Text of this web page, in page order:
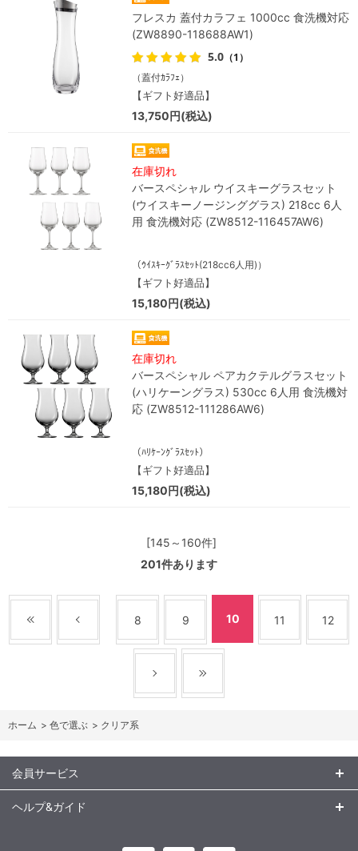
フレスカ 蓋付カラフェ 1000cc 食洗機対応
(ZW8890-118688AW1)
5.0 （1）
（蓋付ｶﾗﾌｪ）
【ギフト好適品】
13,750円(税込)
在庫切れ
バースペシャル ウイスキーグラスセット
(ウイスキーノージンググラス) 218cc 6人
用 食洗機対応 (ZW8512-116457AW6)
（ｳｲｽｷｰｸﾞﾗｽｾｯﾄ(218cc6人用)）
【ギフト好適品】
15,180円(税込)
在庫切れ
バースペシャル ペアカクテルグラスセット
(ハリケーングラス) 530cc 6人用 食洗機対
応 (ZW8512-111286AW6)
（ﾊﾘｹｰﾝｸﾞﾗｽｾｯﾄ）
【ギフト好適品】
15,180円(税込)
[145～160件]
201件あります
8 9 10 11 12
ホーム > 色で選ぶ > クリア系
会員サービス
ヘルプ&ガイド